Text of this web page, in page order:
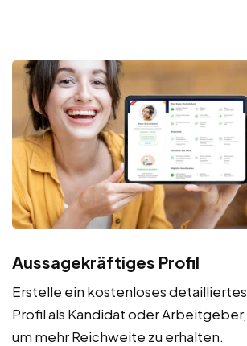
Aussagekräftiges Profil
Erstelle ein kostenloses detailliertes
Profil als Kandidat oder Arbeitgeber,
um mehr Reichweite zu erhalten.